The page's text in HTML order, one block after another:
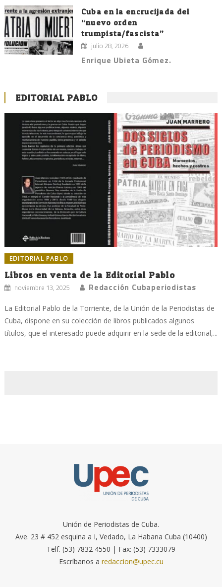
Cuba en la encrucijada del
“nuevo orden
trumpista/fascista”
julio 28, 2026
Enrique Ubieta Gómez.
EDITORIAL PABLO
EDITORIAL PABLO
Libros en venta de la Editorial Pablo
noviembre 13, 2025 Redacción Cubaperiodistas
La Editorial Pablo de la Torriente, de la Unión de la Periodistas de
Cuba, dispone en su colección de libros publicados algunos
títulos, que el interesado puede adquirir en la sede de la editorial,...
Unión de Periodistas de Cuba.
Ave. 23 # 452 esquina a I, Vedado, La Habana Cuba (10400)
Telf. (53) 7832 4550 | Fax: (53) 7333079
Escríbanos a redaccion@upec.cu